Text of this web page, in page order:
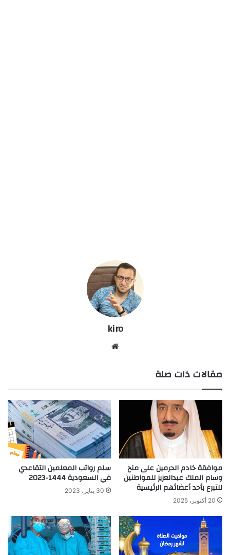
kiro
مقالات ذات صلة
موافقة خادم الحرمين على منح
وسام الملك عبدالعزيز للمواطنين
للتبرع بأحد أعضائهم الرئيسية
20 أكتوبر، 2025
سلم رواتب المعلمين التقاعدي
في السعودية 1444-2023
30 يناير، 2023